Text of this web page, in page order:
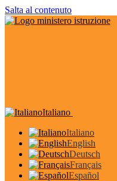
Salta al contenuto
Italiano
Italiano
English
Deutsch
Français
Español